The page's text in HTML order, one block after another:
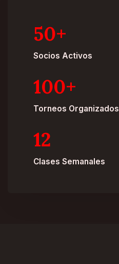
50+
Socios Activos
100+
Torneos Organizados
12
Clases Semanales